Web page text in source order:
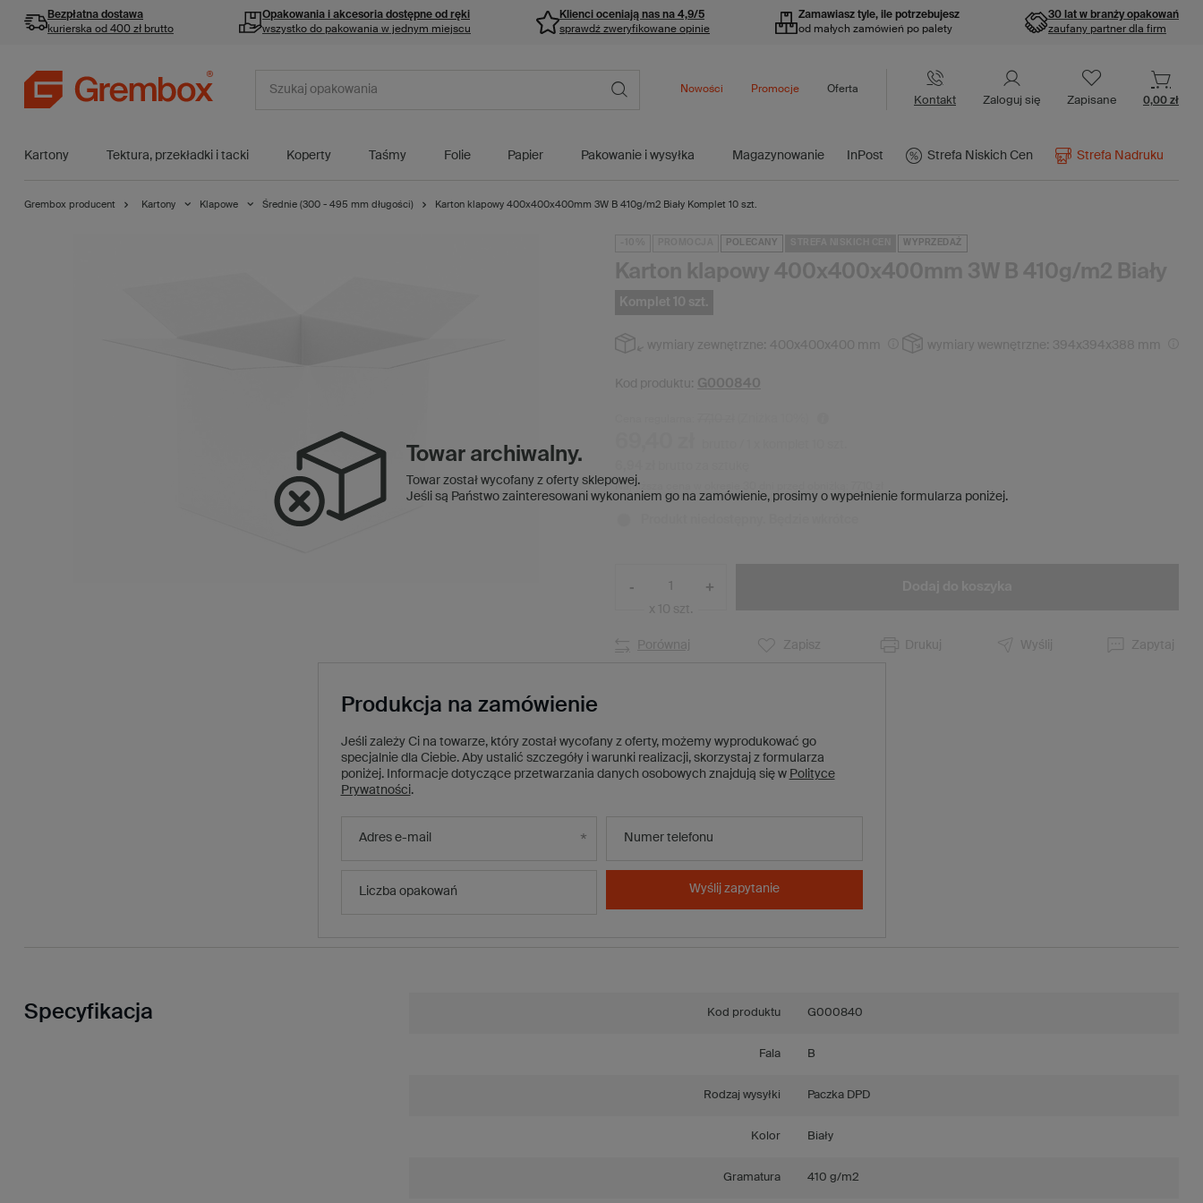
Bezpłatna dostawa
kurierska od 400 zł brutto
Opakowania i akcesoria dostępne od ręki
wszystko do pakowania w jednym miejscu
Klienci oceniają nas na 4,9/5
sprawdź zweryfikowane opinie
Zamawiasz tyle, ile potrzebujesz
od małych zamówień po palety
30 lat w branży opakowań
zaufany partner dla firm
Kontakt Zaloguj się Zapisane 0,00 zł
Kartony Tektura, przekładki i tacki Koperty Taśmy Folie Papier Pakowanie i wysyłka Magazynowanie InPost Strefa Niskich Cen Strefa Nadruku
Nowości Promocje Oferta
Grembox producent Kartony Klapowe Średnie (300 - 495 mm długości) Karton klapowy 400x400x400mm 3W B 410g/m2 Biały Komplet 10 szt.
Towar archiwalny.
Towar został wycofany z oferty sklepowej.
Jeśli są Państwo zainteresowani wykonaniem go na zamówienie, prosimy o wypełnienie formularza poniżej.
Produkcja na zamówienie
Jeśli zależy Ci na towarze, który został wycofany z oferty, możemy wyprodukować go
specjalnie dla Ciebie. Aby ustalić szczegóły i warunki realizacji, skorzystaj z formularza
poniżej. Informacje dotyczące przetwarzania danych osobowych znajdują się w Polityce
Prywatności.
Adres e-mail Numer telefonu
Liczba opakowań Wyślij zapytanie
POLECANY WYPRZEDAŻ
Karton klapowy 400x400x400mm 3W B 410g/m2 Biały
Komplet 10 szt.
wymiary zewnętrzne: 400x400x400 mm wymiary wewnętrzne: 394x394x388 mm
Kod produktu: G000840
Najniższa cena w okresie 30 dni przed obniżką:
- +
x 10 szt.
Porównaj Zapisz Drukuj Wyślij Zapytaj
Specyfikacja Kod produktu G000840
Fala B
Rodzaj wysyłki Paczka DPD
Kolor Biały
Gramatura 410 g/m2